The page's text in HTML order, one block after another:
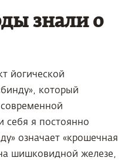
знали о
йогической
который
современной
себя я постоянно
означает «крошечная
шишковидной железе,